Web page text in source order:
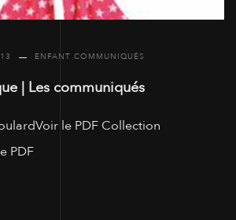
ENFANT COMMUNIQUÉS
| Les communiqués
le PDF Collection
PDF